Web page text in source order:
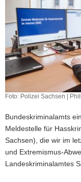
Foto: Polizei Sachsen |
Bundeskriminalamts
Meldestelle für
Sachsen), die wir im
und Extremismus-
Landeskriminalamtes